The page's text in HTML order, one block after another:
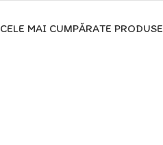
CELE MAI CUMPĂRATE PRODUSE